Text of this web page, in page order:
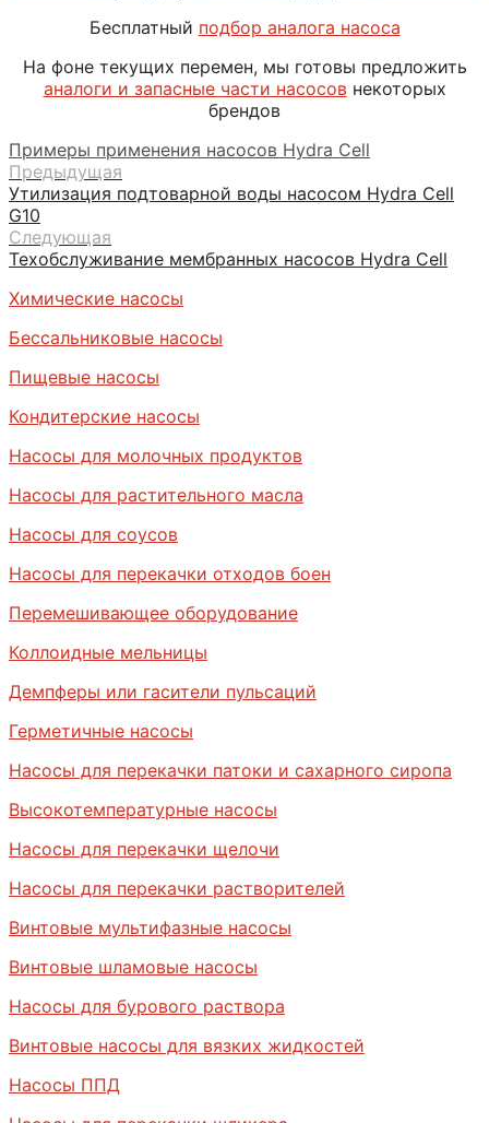
Бесплатный подбор аналога насоса
На фоне текущих перемен, мы готовы предложить
аналоги и запасные части насосовнекоторых
брендов
Примеры применения насосов Hydra Cell
Предыдущая
Утилизация подтоварной воды насосом Hydra Cell
G10
Следующая
Техобслуживание мембранных насосов Hydra Cell
Химические насосы
Бессальниковые насосы
Пищевые насосы
Кондитерские насосы
Насосы для молочных продуктов
Насосы для растительного масла
Насосы для соусов
Насосы для перекачки отходов боен
Перемешивающее оборудование
Коллоидные мельницы
Демпферы или гасители пульсаций
Герметичные насосы
Насосы для перекачки патоки и сахарного сиропа
Высокотемпературные насосы
Насосы для перекачки щелочи
Насосы для перекачки растворителей
Винтовые мультифазные насосы
Винтовые шламовые насосы
Насосы для бурового раствора
Винтовые насосы для вязких жидкостей
Насосы ППД